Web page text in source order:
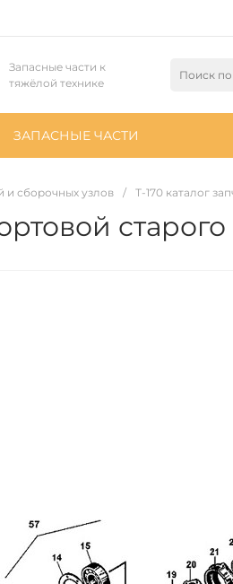
Запасные части к
тяжёлой технике
ЗАПАСНЫЕ ЧАСТИ
и сборочных узлов / Т-170 каталог